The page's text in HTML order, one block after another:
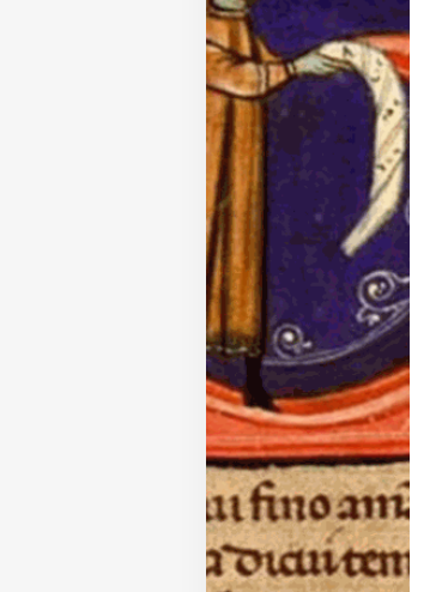
direzione@medioevoromanzo.it